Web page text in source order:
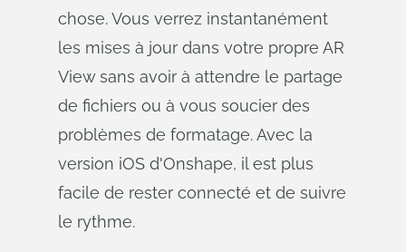
chose. Vous verrez instantanément
les mises à jour dans votre propre AR
View sans avoir à attendre le partage
de fichiers ou à vous soucier des
problèmes de formatage. Avec la
version iOS d'Onshape, il est plus
facile de rester connecté et de suivre
le rythme.